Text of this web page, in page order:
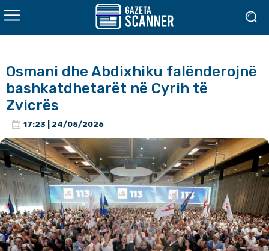
Osmani dhe Abdixhiku falënderojnë
bashkatdhetarët në Cyrih të
Zvicrës
17:23 | 24/05/2026